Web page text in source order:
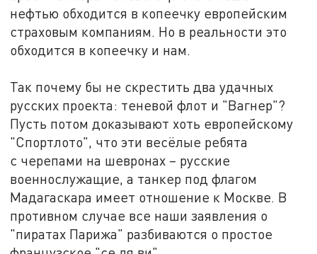
нефтью обходится в копеечку европейским
страховым компаниям. Но в реальности это
обходится в копеечку и нам.
Так почему бы не скрестить два удачных
русских проекта: теневой флот и "Вагнер"?
Пусть потом доказывают хоть европейскому
"Спортлото", что эти весёлые ребята
с черепами на шевронах – русские
военнослужащие, а танкер под флагом
Мадагаскара имеет отношение к Москве. В
противном случае все наши заявления о
"пиратах Парижа" разбиваются о простое